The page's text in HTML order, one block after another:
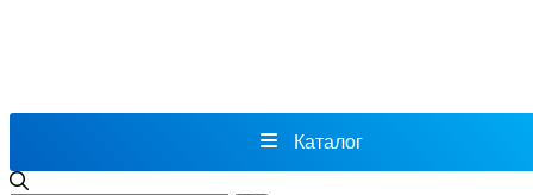
Каталог